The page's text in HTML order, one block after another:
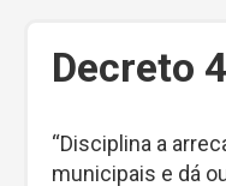
Decreto
“Disciplina a
municipais e dá